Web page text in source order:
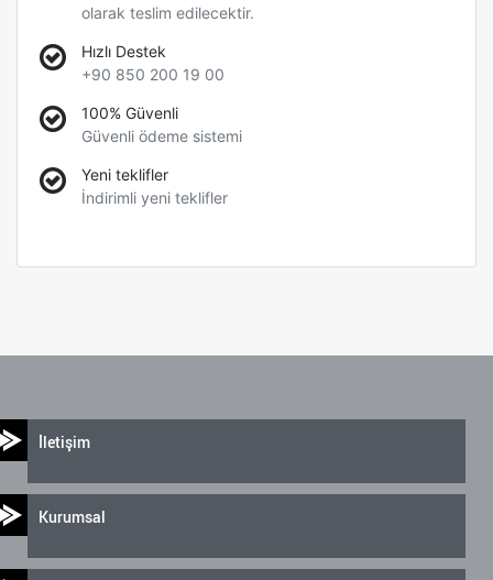
olarak teslim edilecektir.
Hızlı Destek
+90 850 200 19 00
100% Güvenli
Güvenli ödeme sistemi
Yeni teklifler
İndirimli yeni teklifler
İletişim
Kurumsal